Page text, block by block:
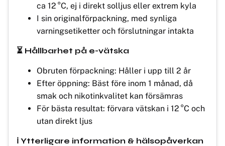
ca 12 °C, ej i direkt solljus eller extrem kyla
I sin originalförpackning, med synliga
varningsetiketter och förslutningar intakta
⏳ Hållbarhet på e-vätska
Obruten förpackning: Håller i upp till 2 år
Efter öppning: Bäst före inom 1 månad, då
smak och nikotinkvalitet kan försämras
För bästa resultat: förvara vätskan i 12 °C och
utan direkt ljus
ℹ️ Ytterligare information & hälsopåverkan